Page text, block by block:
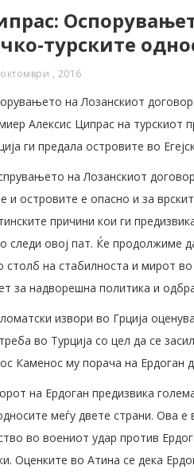
турските
, 2016
на Лозанскиот
Алексис Ципрас на турскиот
ги предала островите во
на Лозанскиот договор
и островите е опасно и за
причини кои ги
следи овој пат. Ќе продолжиме
столб на стабилноста и мирот
за надворешна политика и
извори во Грција
во Турција со цел да се
Каменос му порача на Ердоган
на Ердоган предизвика
меѓу двете страни. Ова
во воениот удар против
Оценките во Атина се дека